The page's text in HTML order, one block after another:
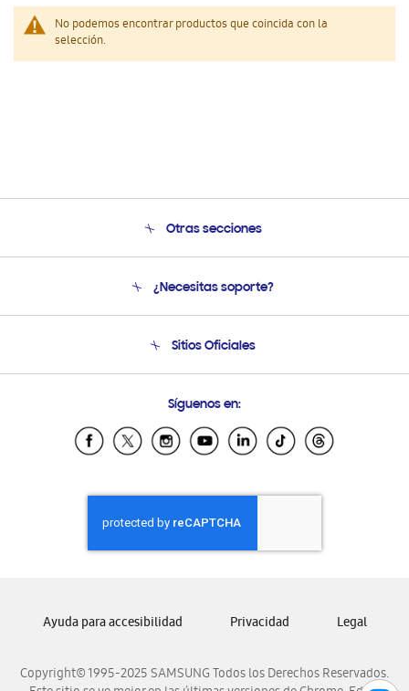
No podemos encontrar productos que coincida con la
selección.
Otras secciones
Soporte
¿Necesitas soporte?
Soporte vía eMail
Sitios Oficiales
Samsung Ecuador
Samsung El Salvador
Samsung Honduras
Samsung Nicaragua
Samsung Panamá
Samsung Venezuela
Síguenos en:
Copyright© 1995-2025 SAMSUNG Todos los Derechos Reservados.
Ayuda para accesibilidad Privacidad Legal